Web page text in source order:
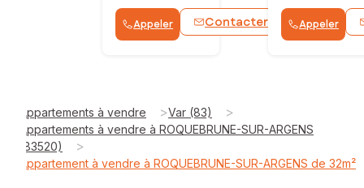
Appeler Contacter WhatsApp
Appeler
Appartements à vendre >Var (83) >
Appartements à vendre à ROQUEBRUNE-SUR-ARGENS
(83520)
>
Appartement à vendre à ROQUEBRUNE-SUR-ARGENS de 32m²